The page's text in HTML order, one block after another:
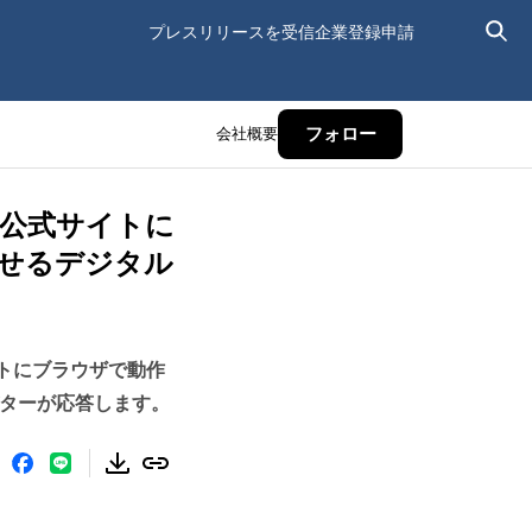
プレスリリースを受信企業登録申請
会社概要 フォロー
式サイトに
るデジタル
にブラウザで動作
ーが応答します。